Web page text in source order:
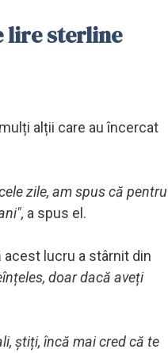
lire sterline
alții care au încercat
zile, am spus că pentru
a spus el.
acest lucru a stârnit din
doar dacă aveți
știți, încă mai cred că te